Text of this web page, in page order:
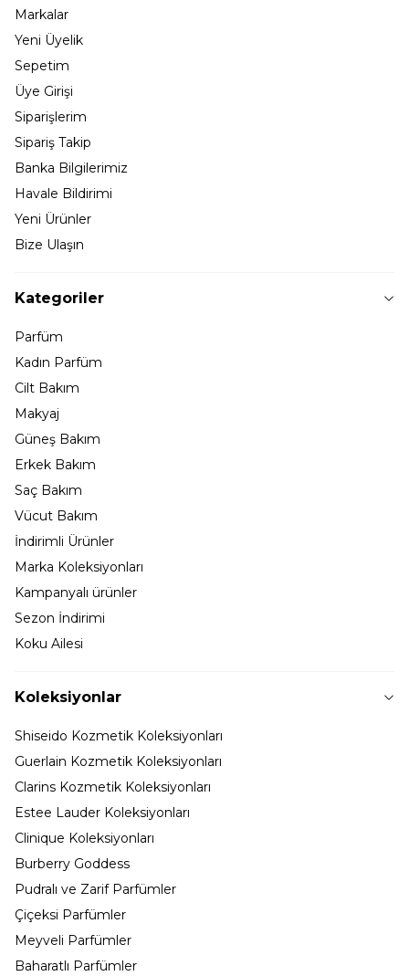
Markalar
Yeni Üyelik
Sepetim
Üye Girişi
Siparişlerim
Sipariş Takip
Banka Bilgilerimiz
Havale Bildirimi
Yeni Ürünler
Bize Ulaşın
Kategoriler
Parfüm
Kadın Parfüm
Cilt Bakım
Makyaj
Güneş Bakım
Erkek Bakım
Saç Bakım
Vücut Bakım
İndirimli Ürünler
Marka Koleksiyonları
Kampanyalı ürünler
Sezon İndirimi
Koku Ailesi
Koleksiyonlar
Shiseido Kozmetik Koleksiyonları
Guerlain Kozmetik Koleksiyonları
Clarins Kozmetik Koleksiyonları
Estee Lauder Koleksiyonları
Clinique Koleksiyonları
Burberry Goddess
Pudralı ve Zarif Parfümler
Çiçeksi Parfümler
Meyveli Parfümler
Baharatlı Parfümler